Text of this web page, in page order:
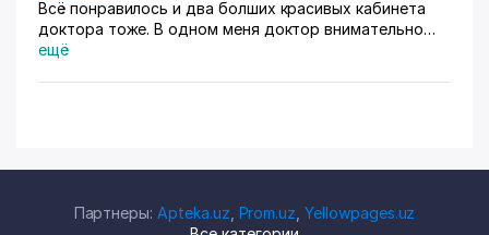
Всё понравилось и два болших красивых кабинета
доктора тоже. В одном меня доктор внимательно
осмотрела. Там на стенах висят в рамках документы,
ещё
Партнеры: Apteka.uz Prom.uz ,Yellowpages.uz